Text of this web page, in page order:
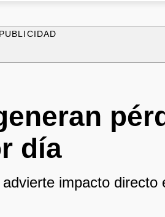
PUBLICIDAD
día
impacto directo